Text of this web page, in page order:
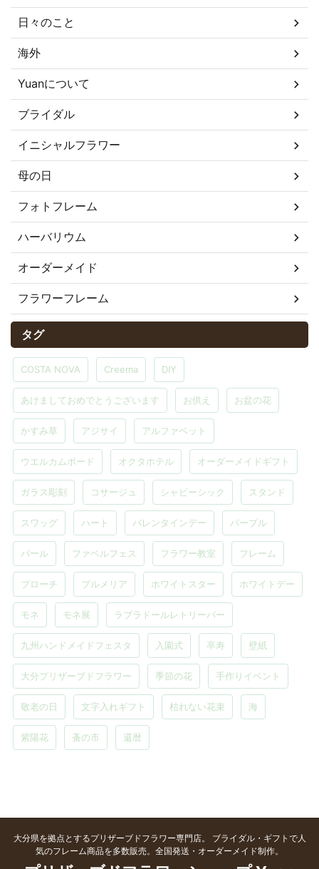
日々のこと
海外
Yuanについて
ブライダル
イニシャルフラワー
母の日
フォトフレーム
ハーバリウム
オーダーメイド
フラワーフレーム
タグ
COSTA NOVA Creema DIY
あけましておめでとうございます お供え お盆の花
かすみ草 アジサイ アルファベット
ウエルカムボード オクタホテル オーダーメイドギフト
ガラス彫刻 コサージュ シャビーシック スタンド
スワッグ ハート バレンタインデー パープル
パール ファベルフェス フラワー教室 フレーム
ブローチ プルメリア ホワイトスター ホワイトデー
モネ モネ展 ラブラドールレトリーバー
九州ハンドメイドフェスタ 入園式 卒寿 壁紙
大分プリザーブドフラワー 季節の花 手作りイベント
敬老の日 文字入れギフト 枯れない花束 海
紫陽花 蚤の市 還暦
大分県を拠点とするプリザーブドフラワー専門店。 ブライダル・ギフトで人
気のフレーム商品を多数販売。全国発送・オーダーメイド制作。